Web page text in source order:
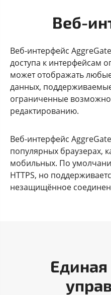
Веб-
Веб-интерфейс
доступа к интерфейсам
может отображать
данных,
ограниченные
редактированию.
Веб-интерфейс
популярных браузерах,
мобильных. По
HTTPS, но
незащищённое
Единая